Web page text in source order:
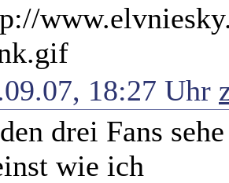
18:27 Uhr
drei Fans
wie ich